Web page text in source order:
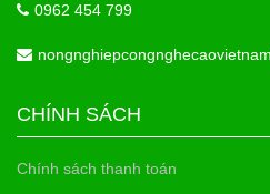
0962 454 799
CHÍNH SÁCH
Chính sách thanh toán